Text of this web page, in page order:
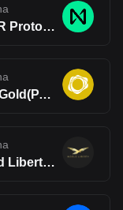
NEAR Protocol(NEAR)
PAX Gold(PAXG)
World Liberty Financial(WLFI)